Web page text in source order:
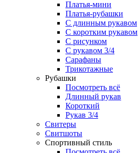
Платья-мини
Платья-рубашки
С длинным рукавом
С коротким рукавом
С рисунком
С рукавом 3/4
Сарафаны
Трикотажные
Рубашки
Посмотреть всё
Длинный рукав
Короткий
Рукав 3/4
Свитеры
Свитшоты
Спортивный стиль